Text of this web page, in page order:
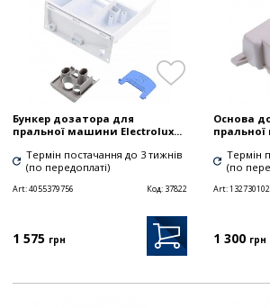
Бункер дозатора для
пральної машини Electrolux...
Термін постачання до 3 тижнів
(по передоплаті)
Art:4055379756 Код: 37822
1 575 грн
Основа
Термін
(по
Art:
1 300 грн